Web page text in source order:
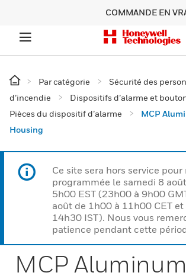
COMMANDE EN
Par catégorie
Sécurité des
d’incendie
Dispositifs d’alarme et
Pièces du dispositif d’alarme
MCP
Housing
Ce site sera hors service
programmée le samedi 8
5h00 EST (23h00 à 9h00
août de 1h00 à 11h00 CET
14h30 IST). Nous vous
patience pendant cette
MCP